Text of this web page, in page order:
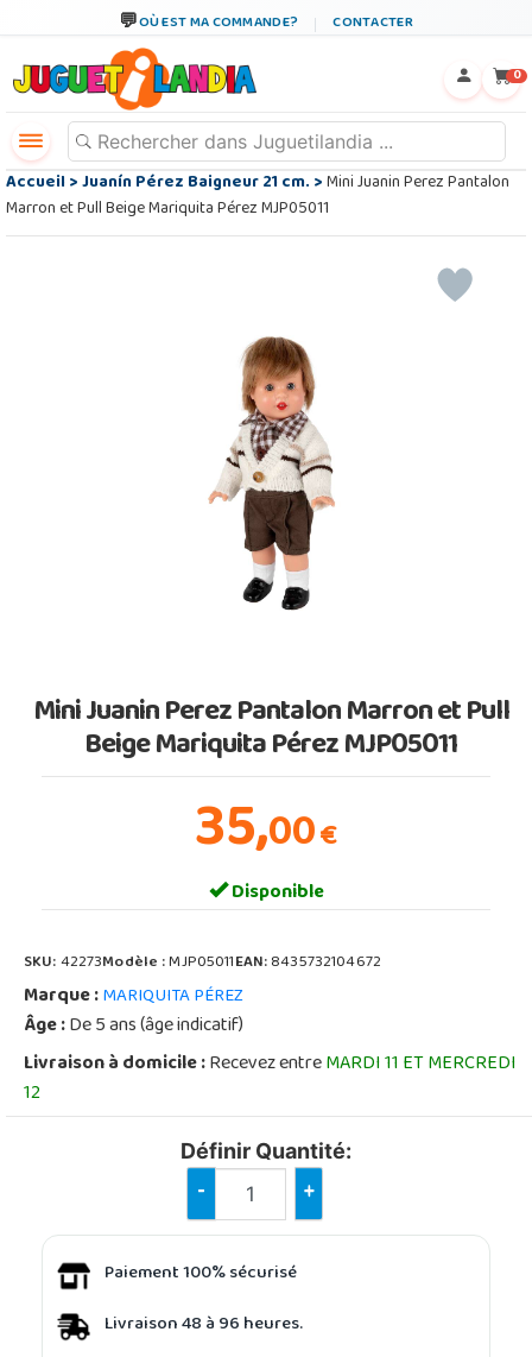
OÙ EST MA COMMANDE? CONTACTER
0
Accueil>Juanín Pérez Baigneur 21 cm.>Mini Juanin Perez Pantalon
Marron et Pull Beige Mariquita Pérez MJP05011
Mini Juanin Perez Pantalon Marron et Pull
Beige Mariquita Pérez MJP05011
35,00€
Disponible
SKU:42273Modèle :MJP05011EAN:8435732104672
Marque :MARIQUITA PÉREZ
Âge :De 5 ans (âge indicatif)
Livraison à domicile :Recevez entreMARDI 11 ET MERCREDI
12
Définir Quantité:
- +
Paiement 100% sécurisé
Livraison 48 à 96 heures.